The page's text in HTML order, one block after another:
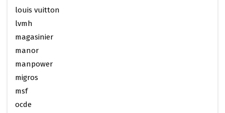
louis vuitton
lvmh
magasinier
manor
manpower
migros
msf
ocde